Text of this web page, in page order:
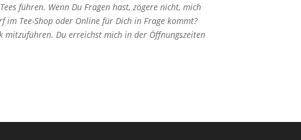
führen. Wenn Du Fragen hast, zögere nicht, mich
im Tee-Shop oder Online für Dich in Frage kommt?
mitzuführen. Du erreichst mich in der Öffnungszeiten